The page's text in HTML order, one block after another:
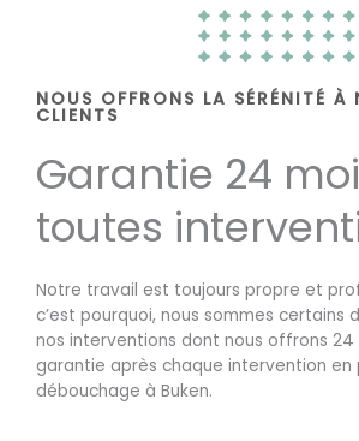
NOUS OFFRONS LA SÉRÉNITÉ À
CLIENTS
Garantie 24
toutes
Notre travail est toujours propre et
c’est pourquoi, nous sommes certains
nos interventions dont nous offrons 24
garantie après chaque intervention en
débouchage à Buken.